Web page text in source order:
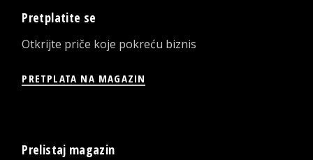
Pretplatite se
Otkrijte priče koje pokreću biznis
PRETPLATA NA MAGAZIN
Prelistaj magazin